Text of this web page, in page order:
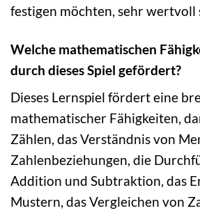
festigen möchten, sehr wertvoll
Welche mathematischen
durch dieses Spiel gefördert?
Dieses Lernspiel fördert eine
mathematischer Fähigkeiten,
Zählen, das Verständnis von
Zahlenbeziehungen, die
Addition und Subtraktion, das
Mustern, das Vergleichen von